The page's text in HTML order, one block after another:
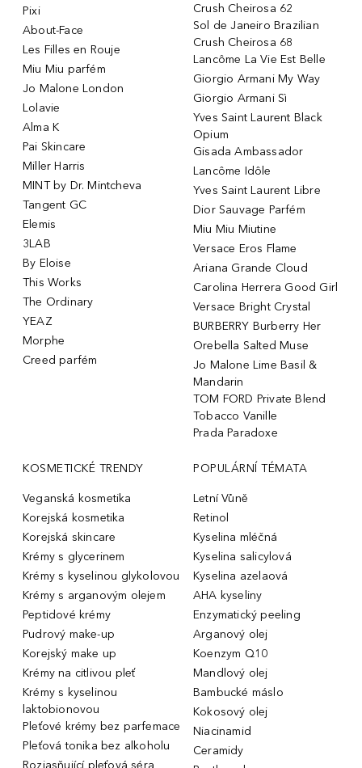
Pixi
About-Face
Les Filles en Rouje
Miu Miu parfém
Jo Malone London
Lolavie
Alma K
Pai Skincare
Miller Harris
MINT by Dr. Mintcheva
Tangent GC
Elemis
3LAB
By Eloise
This Works
The Ordinary
YEAZ
Morphe
Creed parfém
Crush Cheirosa 62
Sol de Janeiro Brazilian
Crush Cheirosa 68
Lancôme La Vie Est Belle
Giorgio Armani My Way
Giorgio Armani Sì
Yves Saint Laurent Black
Opium
Gisada Ambassador
Lancôme Idôle
Yves Saint Laurent Libre
Dior Sauvage Parfém
Miu Miu Miutine
Versace Eros Flame
Ariana Grande Cloud
Carolina Herrera Good Girl
Versace Bright Crystal
BURBERRY Burberry Her
Orebella Salted Muse
Jo Malone Lime Basil &
Mandarin
TOM FORD Private Blend
Tobacco Vanille
Prada Paradoxe
KOSMETICKÉ TRENDY
Veganská kosmetika
Korejská kosmetika
Korejská skincare
Krémy s glycerinem
Krémy s kyselinou glykolovou
Krémy s arganovým olejem
Peptidové krémy
Pudrový make-up
Korejský make up
Krémy na citlivou pleť
Krémy s kyselinou
laktobionovou
Pleťové krémy bez parfemace
Pleťová tonika bez alkoholu
Rozjasňující pleťová séra
POPULÁRNÍ TÉMATA
Letní Vůně
Retinol
Kyselina mléčná
Kyselina salicylová
Kyselina azelaová
AHA kyseliny
Enzymatický peeling
Arganový olej
Koenzym Q10
Mandlový olej
Bambucké máslo
Kokosový olej
Niacinamid
Ceramidy